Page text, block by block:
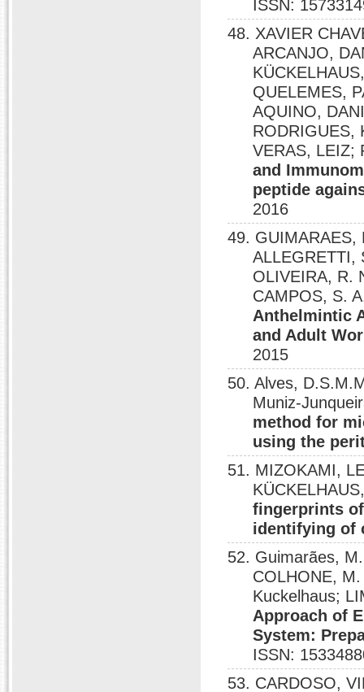
ISSN:
48. XAVIER
ARCANJO,
QUELEMES,
AQUINO,
RODRIGUES,
VERAS, LEIZ;
and
peptide
2016
49. GUIMARAES,
ALLEGRETTI,
OLIVEIRA, R.
CAMPOS, S.
Anthelmintic
and Adult
2015
50. Alves,
Muniz-
method for
using the
51. MIZOKAMI,
fingerprints
identifying of
52. Guimarães,
COLHONE,
Kuckelhaus;
Approach of
System:
ISSN:
53. CARDOSO,